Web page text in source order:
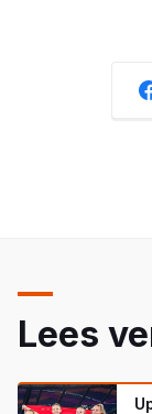
Lees